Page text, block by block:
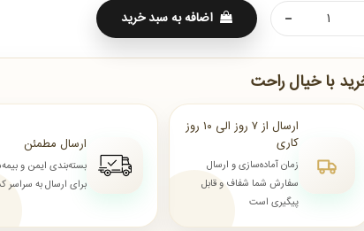
اضافه به سبد خرید
با خیال راحت
ارسال از ۷ روز الی ۱۰ روز
کاری
زمان آماده‌سازی و ارسال
سفارش شما شفاف و قابل
پیگیری است
ارسال مطمئن
بسته‌بندی ایمن و
برای ارسال به سراسر